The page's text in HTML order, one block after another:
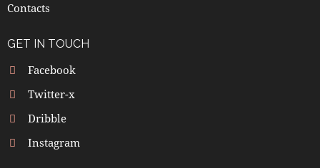
Contacts
GET IN TOUCH
Facebook
Twitter-x
Dribble
Instagram